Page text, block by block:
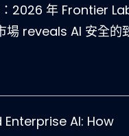
2026 年 Frontier
場 reveals AI 安全的
AI: How